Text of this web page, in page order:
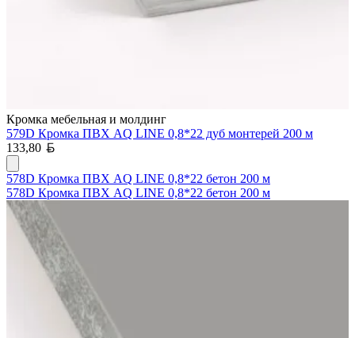
Кромка мебельная и молдинг
579D Кромка ПВХ AQ LINE 0,8*22 дуб монтерей 200 м
133,80
578D Кромка ПВХ AQ LINE 0,8*22 бетон 200 м
578D Кромка ПВХ AQ LINE 0,8*22 бетон 200 м